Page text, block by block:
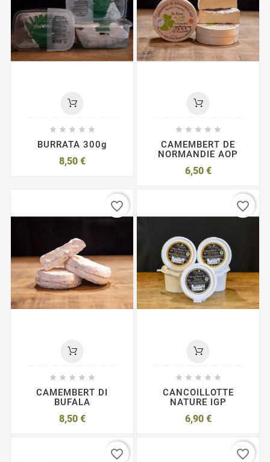
    
BURRATA 300g
8,50 €
    
CAMEMBERT DE
NORMANDIE AOP
6,50 €
    
CAMEMBERT DI
BUFALA
8,50 €
favorite_border
    
CANCOILLOTTE
NATURE IGP
6,90 €
favorite_border
favorite_border favorite_border